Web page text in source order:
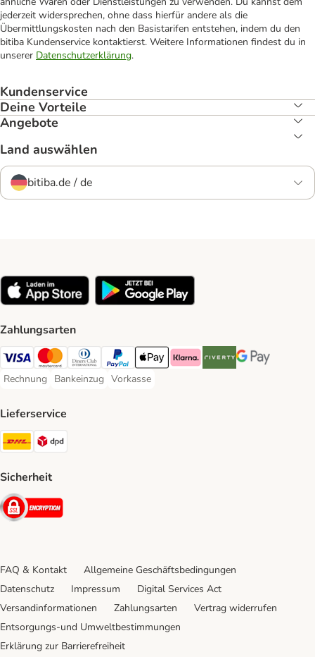
jederzeit widersprechen, ohne dass hierfür andere als die
Übermittlungskosten nach den Basistarifen entstehen, indem du den
bitiba Kundenservice kontaktierst. Weitere Informationen findest du in
unserer Datenschutzerklärung.
Kundenservice
Deine Vorteile
Angebote
Land auswählen
bitiba.de / de
Zahlungsarten
Visa Payment Method
Mastercard Payment Method
Diners Club Payment Method
PayPal Payment Method
Apple Pay Payment Method
Klarna Payment Method
Riverty Payment Method
Google Pay
Rechnung
Rechnung Payment Method
Bankeinzug
Bankeinzug Payment Method
Vorkasse
Vorkasse Payment Method
Lieferservice
DHL Shipping Method
Sicherheit
Security
FAQ & Kontakt
Allgemeine Geschäftsbedingungen
Datenschutz
Impressum
Digital Services Act
Versandinformationen
Zahlungsarten
Vertrag widerrufen
Entsorgungs-und Umweltbestimmungen
Erklärung zur Barrierefreiheit